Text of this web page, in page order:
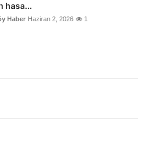
hasa...
Haber Haziran 2, 2026 1